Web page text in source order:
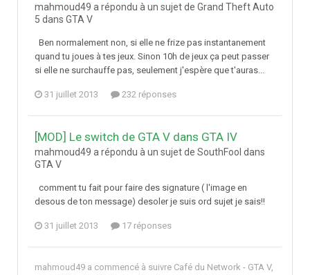
mahmoud49 a répondu à un sujet de Grand Theft Auto
5 dans GTA V
Ben normalement non, si elle ne frize pas instantanement
quand tu joues à tes jeux. Sinon 10h de jeux ça peut passer
si elle ne surchauffe pas, seulement j'espère que t'auras...
31 juillet 2013 232 réponses
[MOD] Le switch de GTA V dans GTA IV
mahmoud49 a répondu à un sujet de SouthFool dans
GTA V
comment tu fait pour faire des signature ( l'image en
desous de ton message) desoler je suis ord sujet je sais!!
31 juillet 2013 17 réponses
mahmoud49 a commencé à suivre Café du Network - GTA V,